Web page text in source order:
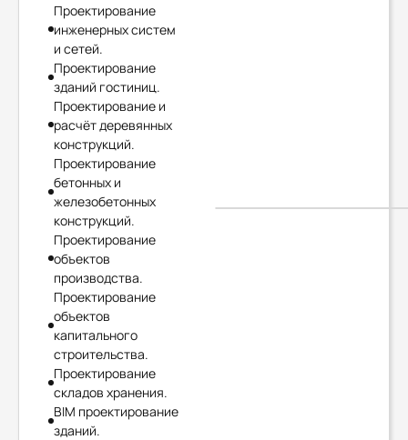
Проектирование
инженерных систем
и сетей.
Проектирование
зданий гостиниц.
Проектирование и
расчёт деревянных
конструкций.
Проектирование
бетонных и
железобетонных
конструкций.
Проектирование
объектов
производства.
Проектирование
объектов
капитального
строительства.
Проектирование
складов хранения.
BIM проектирование
зданий.